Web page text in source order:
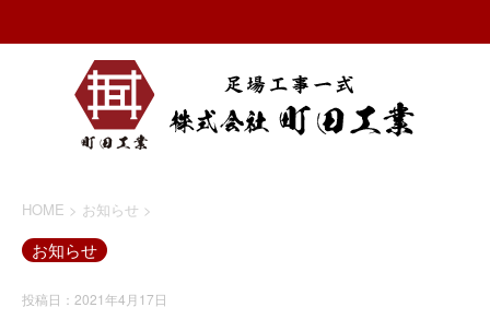
HOME > お知らせ >
お知らせ
投稿日：2021年4月17日